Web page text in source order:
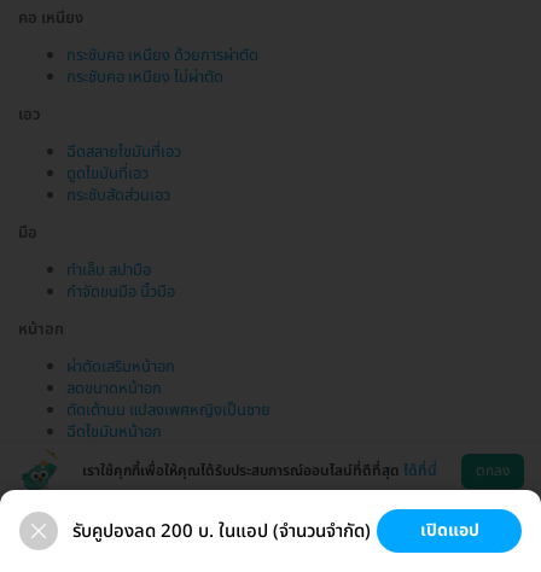
คอ เหนียง
กระชับคอ เหนียง ด้วยการผ่าตัด
กระชับคอ เหนียง ไม่ผ่าตัด
เอว
ฉีดสลายไขมันที่เอว
ดูดไขมันที่เอว
กระชับสัดส่วนเอว
มือ
ทำเล็บ สปามือ
กำจัดขนมือ นิ้วมือ
หน้าอก
ผ่าตัดเสริมหน้าอก
ลดขนาดหน้าอก
ตัดเต้านม แปลงเพศหญิงเป็นชาย
ฉีดไขมันหน้าอก
ขนที่ลับ ช่วยเหลือ โหลดแอพ
เราใช้คุกกี้เพื่อให้คุณได้รับประสบการณ์ออนไลน์ที่ดีที่สุด ได้ที่นี่ ตกลง
รับคูปองลด 200 บ. ในแอป (จำนวนจำกัด) เปิดแอป